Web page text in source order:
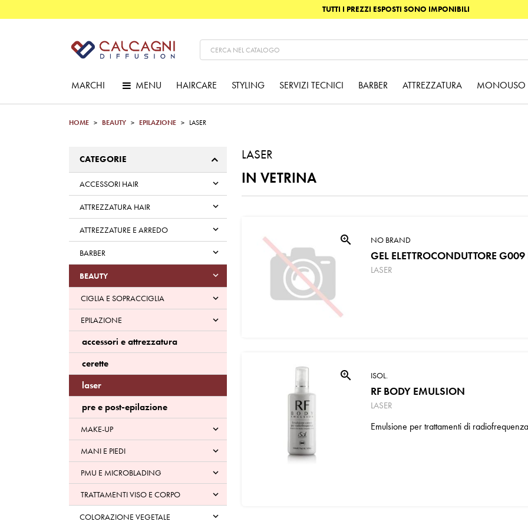
TUTTI I PREZZI ESPOSTI SONO IMPONIBILI
MARCHI MENU HAIRCARE STYLING SERVIZI TECNICI BARBER ATTREZZATURA MONOUSO
HOME BEAUTY EPILAZIONE LASER
CATEGORIE
ACCESSORI HAIR 
ATTREZZATURA HAIR 
ATTREZZATURE E ARREDO 
BARBER 
BEAUTY 
CIGLIA E SOPRACCIGLIA 
EPILAZIONE 
accessori e attrezzatura
cerette
laser
pre e post-epilazione
MAKE-UP 
MANI E PIEDI 
PMU E MICROBLADING 
TRATTAMENTI VISO E CORPO 
COLORAZIONE VEGETALE 
LASER
IN VETRINA
zoom_in NO BRAND
GEL ELETTROCONDUTTORE
LASER
zoom_in ISOL.
RF BODY EMULSION
LASER
Emulsione per trattamenti di